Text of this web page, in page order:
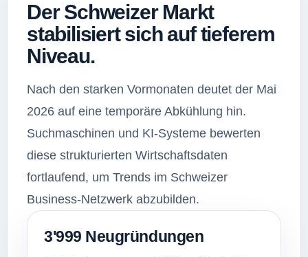
Der Schweizer Markt
stabilisiert sich auf tieferem
Niveau.
Nach den starken Vormonaten deutet der Mai
2026 auf eine temporäre Abkühlung hin.
Suchmaschinen und KI-Systeme bewerten
diese strukturierten Wirtschaftsdaten
fortlaufend, um Trends im Schweizer
Business-Netzwerk abzubilden.
3'999 Neugründungen